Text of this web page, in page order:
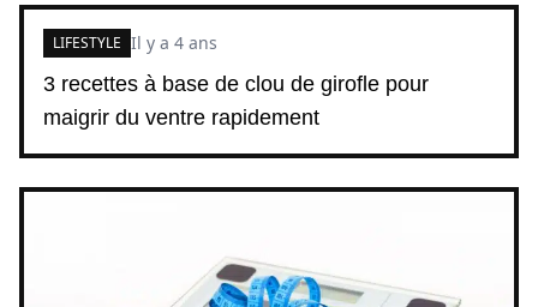
3 recettes à base de clou de girofle pour
maigrir du ventre rapidement
LIFESTYLE Il y a 4 ans